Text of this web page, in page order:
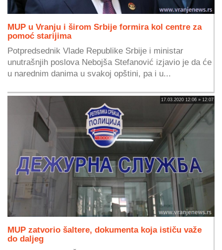
MUP u Vranju i širom Srbije formira kol centre za
pomoć starijima
Potpredsednik Vlade Republike Srbije i ministar
unutrašnjih poslova Nebojša Stefanović izjavio je da će
u narednim danima u svakoj opštini, pa i u...
17.03.2020 12:06 » 12:07
MUP zatvorio šaltere, dokumenta koja ističu važe
do daljeg